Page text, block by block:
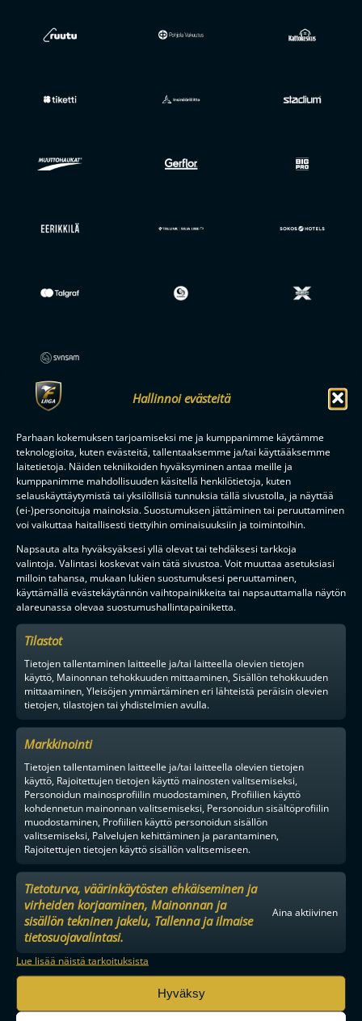
Hallinnoi evästeitä
Parhaan kokemuksen tarjoamiseksi me ja kumppanimme käytämme
teknologioita, kuten evästeitä, tallentaaksemme ja/tai käyttääksemme
laitetietoja. Näiden tekniikoiden hyväksyminen antaa meille ja
kumppanimme mahdollisuuden käsitellä henkilötietoja, kuten
selauskäyttäytymistä tai yksilöllisiä tunnuksia tällä sivustolla, ja näyttää
(ei-)personoituja mainoksia. Suostumuksen jättäminen tai peruuttaminen
voi vaikuttaa haitallisesti tiettyihin ominaisuuksiin ja toimintoihin.
Napsauta alta hyväksyäksesi yllä olevat tai tehdäksesi tarkkoja
valintoja. Valintasi koskevat vain tätä sivustoa. Voit muuttaa asetuksiasi
milloin tahansa, mukaan lukien suostumuksesi peruuttaminen,
käyttämällä evästekäytännön vaihtopainikkeita tai napsauttamalla näytön
alareunassa olevaa suostumushallintapainiketta.
Tilastot
Tietojen tallentaminen laitteelle ja/tai laitteella olevien tietojen
käyttö, Mainonnan tehokkuuden mittaaminen, Sisällön tehokkuuden
mittaaminen, Yleisöjen ymmärtäminen eri lähteistä peräisin olevien
tietojen, tilastojen tai yhdistelmien avulla.
Markkinointi
Tietojen tallentaminen laitteelle ja/tai laitteella olevien tietojen
käyttö, Rajoitettujen tietojen käyttö mainosten valitsemiseksi,
Personoidun mainosprofiilin muodostaminen, Profiilien käyttö
kohdennetun mainonnan valitsemiseksi, Personoidun sisältöprofiilin
muodostaminen, Profiilien käyttö personoidun sisällön
valitsemiseksi, Palvelujen kehittäminen ja parantaminen,
Rajoitettujen tietojen käyttö sisällön valitsemiseen.
Tietoturva, väärinkäytösten ehkäiseminen ja
virheiden korjaaminen, Mainonnan ja
sisällön tekninen jakelu, Tallenna ja ilmaise
tietosuojavalintasi.
Aina aktiivinen
Lue lisää näistä tarkoituksista
Hyväksy
MAAILMAN VIIHDYTTÄVINTÄ SALIBANDYA
YHTEYSTIEDOT
MEDIALLE
YHTEISTYÖKUMPPANIKSI
BRÄNDI
EVÄSTEKÄYTÄNNÖT
TIETOSUOJA
TPS SPV OLS